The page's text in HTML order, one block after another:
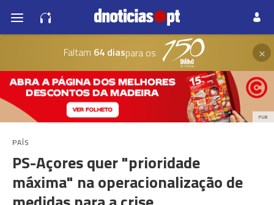
Faltam 64 diaspara os ×
PUB
PAÍS
PS-Açores quer "prioridade
máxima" na operacionalização de